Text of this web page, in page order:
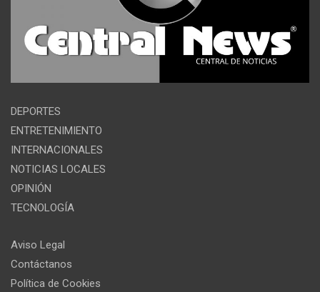
DEPORTES
ENTRETENIMIENTO
INTERNACIONALES
NOTICIAS LOCALES
OPINIÓN
TECNOLOGÍA
Aviso Legal
Contáctanos
Política de Cookies